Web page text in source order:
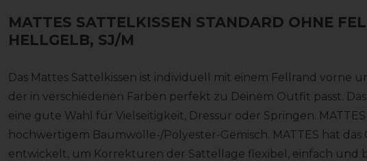
MATTES SATTELKISSEN STANDARD OHNE
HELLGELB, SJ/M
Das Mattes Sattelkissen ist individuell mit einem Fellrand vorne
der in verschiedenen Farben perfekt zu Deinem Outfit passt. Das
eine gute Wahl für Vielseitigkeit, Dressur oder Springen.
hochwertigem Baumwolle-/Polyester-Gemisch. MATTES hat das
entwickelt, um Korrekturen der Sattellage flexibel, einfach und